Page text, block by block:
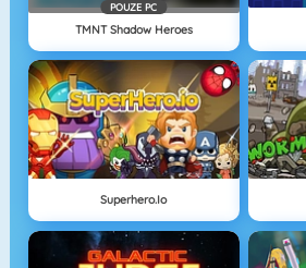
POUZE PC
TMNT Shadow Heroes
Superhero.io